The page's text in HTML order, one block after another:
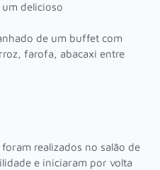
um delicioso
de um buffet com
farofa, abacaxi entre
realizados no salão de
e iniciaram por volta